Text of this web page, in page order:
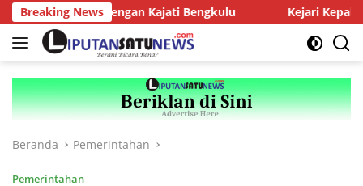
Langsung
ke
konten
Breaking News
dengan Kajati Bengkulu Kejari Kepahiang
Beranda Pemerintahan
Pemerintahan